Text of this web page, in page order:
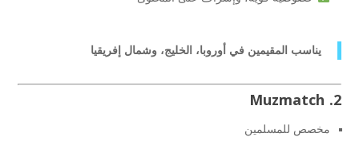
يناسب المقيمين في أوروبا، الخليج، وشمال إفريقيا
2. Muzmatch
مخصص للمسلمين